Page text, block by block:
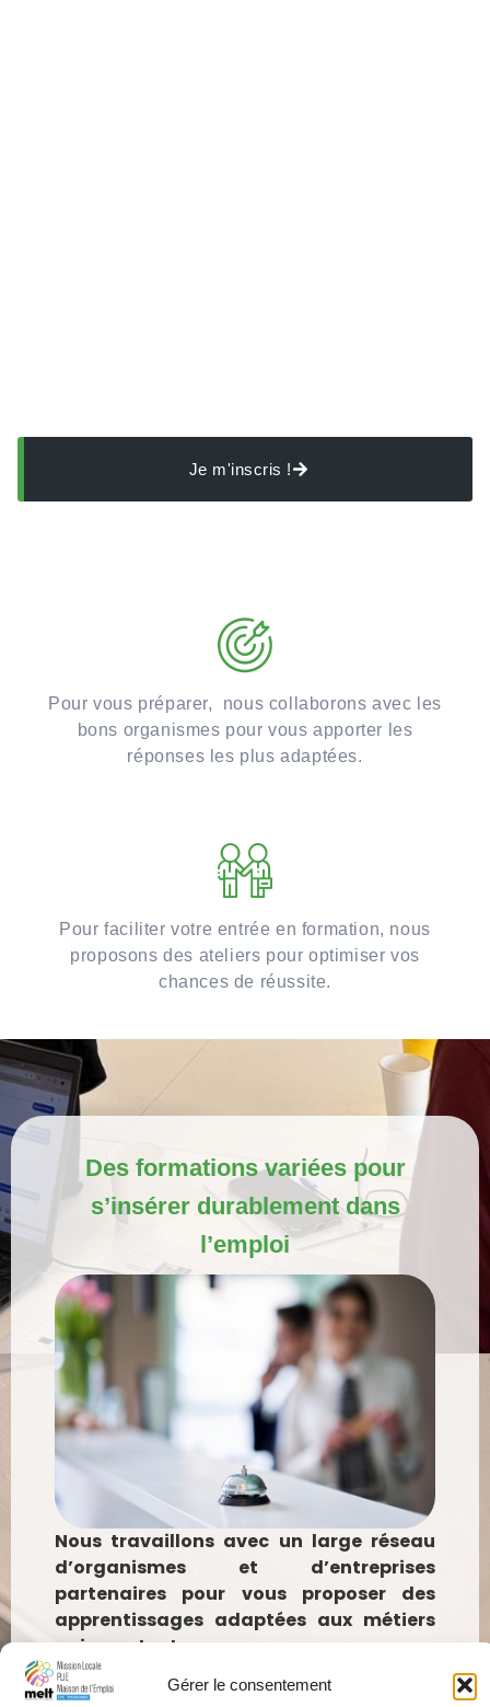
Gérer le consentement
Je m'inscris !
Pour vous préparer, nous collaborons avec les
bons organismes pour vous apporter les
réponses les plus adaptées.
Pour faciliter votre entrée en formation, nous
proposons des ateliers pour optimiser vos
chances de réussite.
Des formations variées pour
s’insérer durablement dans
l’emploi
Nous travaillons avec un large réseau
d’organismes et d’entreprises
partenaires pour vous proposer des
apprentissages adaptées aux métiers
qui recrutent :
Services à la personne et à la collectivité